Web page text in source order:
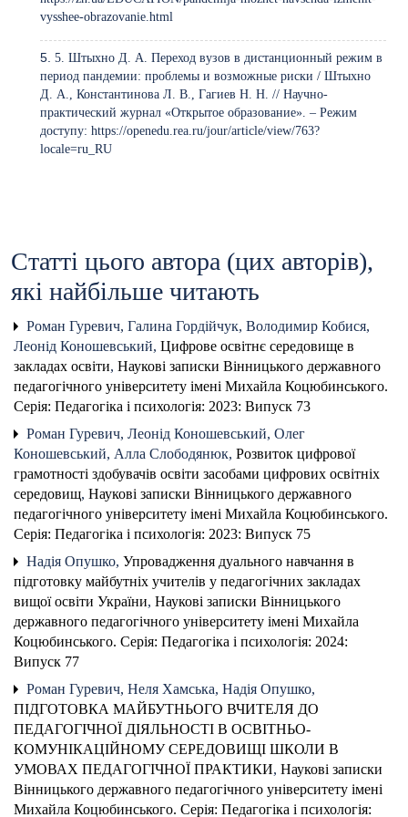
vysshee-obrazovanie.html
5. Штыхно Д. А. Переход вузов в дистанционный режим в
период пандемии: проблемы и возможные риски / Штыхно
Д. А., Константинова Л. В., Гагиев Н. Н. // Научно-
практический журнал «Открытое образование». – Режим
доступу: https://openedu.rea.ru/jour/article/view/763?
locale=ru_RU
Статті цього автора (цих авторів),
які найбільше читають
Роман Гуревич, Галина Гордійчук, Володимир Кобися,
Леонід Коношевський, Цифрове освітнє середовище в
закладах освіти, Наукові записки Вінницького державного
педагогічного університету імені Михайла Коцюбинського.
Серія: Педагогіка і психологія: 2023: Випуск 73
Роман Гуревич, Леонід Коношевський, Олег
Коношевський, Алла Слободянюк, Розвиток цифрової
грамотності здобувачів освіти засобами цифрових освітніх
середовищ, Наукові записки Вінницького державного
педагогічного університету імені Михайла Коцюбинського.
Серія: Педагогіка і психологія: 2023: Випуск 75
Надія Опушко, Упровадження дуального навчання в
підготовку майбутніх учителів у педагогічних закладах
вищої освіти України, Наукові записки Вінницького
державного педагогічного університету імені Михайла
Коцюбинського. Серія: Педагогіка і психологія: 2024:
Випуск 77
Роман Гуревич, Неля Хамська, Надія Опушко,
ПІДГОТОВКА МАЙБУТНЬОГО ВЧИТЕЛЯ ДО
ПЕДАГОГІЧНОЇ ДІЯЛЬНОСТІ В ОСВІТНЬО-
КОМУНІКАЦІЙНОМУ СЕРЕДОВИЩІ ШКОЛИ В
УМОВАХ ПЕДАГОГІЧНОЇ ПРАКТИКИ, Наукові записки
Вінницького державного педагогічного університету імені
Михайла Коцюбинського. Серія: Педагогіка і психологія: